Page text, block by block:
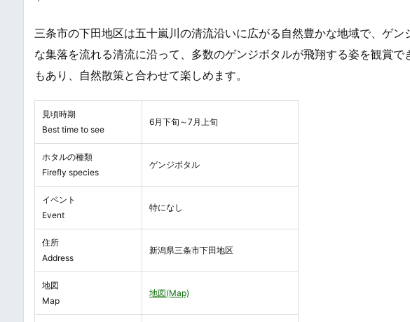
三条市の下田地区は五十嵐川の清流沿いに広がる自然豊かな地域で、ゲ
な集落を流れる清流に沿って、多数のゲンジボタルが飛翔する姿を観賞
もあり、自然散策と合わせて楽しめます。
見頃時期
Best time to see
6月下旬～7月上旬
ホタルの種類
Firefly species
ゲンジボタル
イベント
Event
特になし
住所
Address
新潟県三条市下田地区
地図
Map
地図(Map)